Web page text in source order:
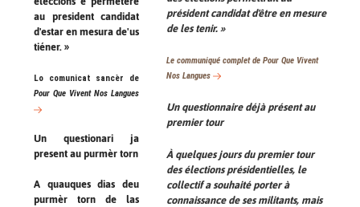
au president candidat
d'estar en mesura de'us
tiéner. »
Lo comunicat sancèr de
Pour Que Vivent Nos Langues
Un questionari ja
present au purmèr torn
A quauques dias deu
purmèr torn de las
président candidat d'être en mesure
de les tenir. »
Le communiqué complet de Pour Que Vivent
Nos Langues
Un questionnaire déjà présent au
premier tour
À quelques jours du premier tour
des élections présidentielles, le
collectif a souhaité porter à
connaissance de ses militants, mais